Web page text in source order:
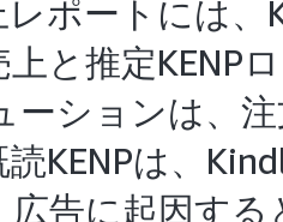
レポートには
と推定KENP
ーションは、
KENPは、
広告に起因す